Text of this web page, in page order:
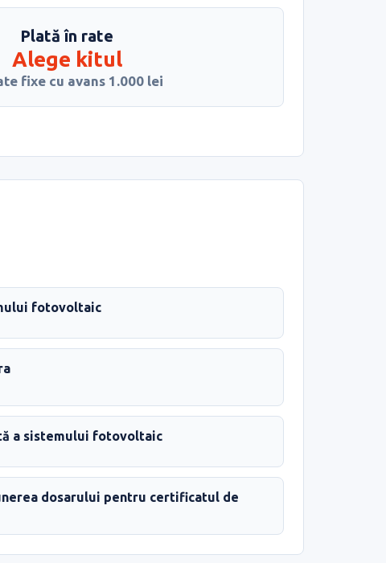
Plată în rate
Alege kitul
fixe cu avans 1.000 lei
fotovoltaic
a sistemului fotovoltaic
dosarului pentru certificatul de